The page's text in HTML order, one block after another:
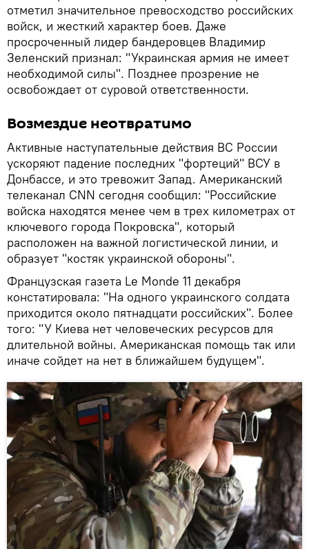
отметил значительное превосходство российских
войск, и жесткий характер боев. Даже
просроченный лидер бандеровцев Владимир
Зеленский признал: "Украинская армия не имеет
необходимой силы". Позднее прозрение не
освобождает от суровой ответственности.
Возмездие неотвратимо
Активные наступательные действия ВС России
ускоряют падение последних "фортеций" ВСУ в
Донбассе, и это тревожит Запад. Американский
телеканал CNN сегодня сообщил: "Российские
войска находятся менее чем в трех километрах от
ключевого города Покровска", который
расположен на важной логистической линии, и
образует "костяк украинской обороны".
Французская газета Le Monde 11 декабря
констатировала: "На одного украинского солдата
приходится около пятнадцати российских". Более
того: "У Киева нет человеческих ресурсов для
длительной войны. Американская помощь так или
иначе сойдет на нет в ближайшем будущем".